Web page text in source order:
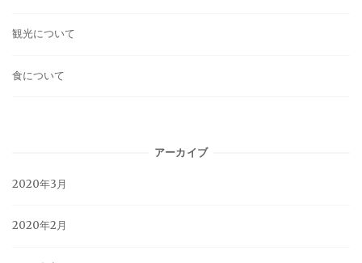
観光について
食について
アーカイブ
2020年3月
2020年2月